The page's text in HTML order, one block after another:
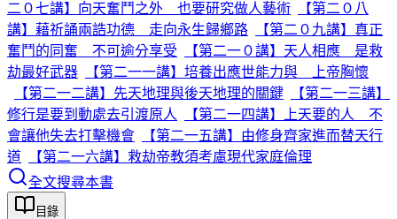
二０七講】向天奮鬥之外 也要研究做人藝術
【第二０八
講】藉祈誦兩誥功德 走向永生歸鄉路
【第二０九講】真正
奮鬥的同奮 不可逾分享受
【第二一０講】天人相應 是救
劫最好武器
【第二一一講】培養出應世能力與 上帝胸懷
【第二一二講】先天地理與後天地理的關鍵
【第二一三講】
修行是要到動處去引渡原人
【第二一四講】上天要的人 不
會讓他失去打擊機會
【第二一五講】由修身齊家進而替天行
道
【第二一六講】救劫帝教須考慮現代家庭倫理
全文搜尋本書
目錄